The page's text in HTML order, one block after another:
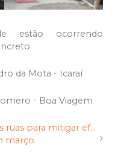
estão ocorrendo
da Mota - Icaraí
- Boa Viagem
ruas para mitigar ef...
março